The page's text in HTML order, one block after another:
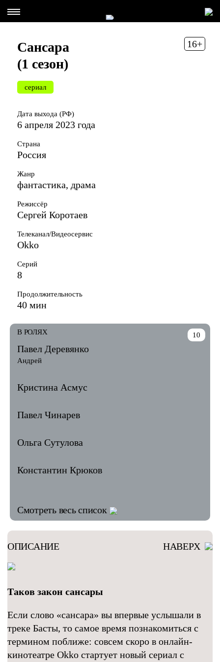
16+
Сансара
(1 сезон)
сериал
Дата выхода (РФ)
6 апреля 2023 года
Страна
Россия
Жанр
фантастика, драма
Режиссёр
Сергей Коротаев
Телеканал/Видеосервис
Okko
Серий
8
Продолжительность
40 мин
10
В РОЛЯХ
Павел Деревянко
Андрей
Кристина Асмус
Павел Чинарев
Ольга Сутулова
Константин Крюков
Смотреть весь список
ОПИСАНИЕ НАВЕРХ
Таков закон сансары
Если слово «сансара» вы впервые услышали в
треке Басты, то самое время познакомиться с
термином поближе: совсем скоро в онлайн-
кинотеатре Okko стартует новый сериал с